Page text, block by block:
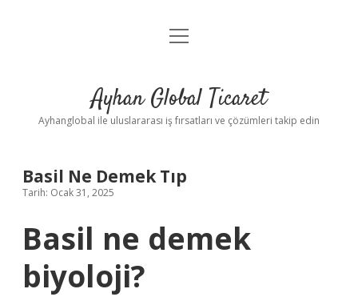
Anasayfa
Yasal Uyarı
menüyü
Ayhan Global Ticaret
Ayhanglobal ile uluslararası iş fırsatları ve çözümleri takip edin
Basil Ne Demek Tıp
Tarih: Ocak 31, 2025
Basil ne demek
biyoloji?